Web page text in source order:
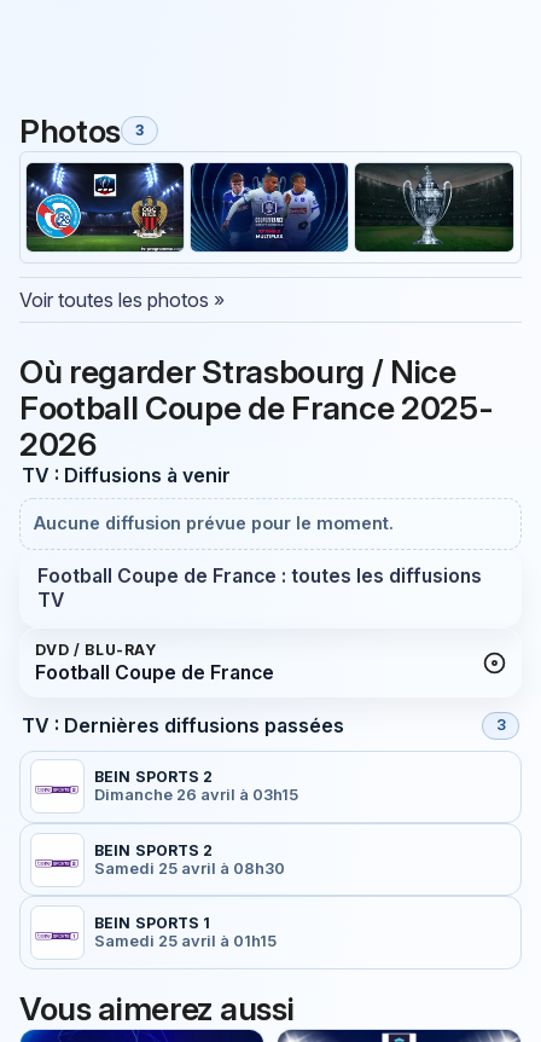
Photos 3
Voir toutes les photos »
Où regarder Strasbourg / Nice
Football Coupe de France 2025-
2026
TV : Diffusions à venir
Aucune diffusion prévue pour le moment.
Football Coupe de France : toutes les diffusions
TV
DVD / BLU-RAY
Football Coupe de France
TV : Dernières diffusions passées 3
BEIN SPORTS 2
Dimanche 26 avril à 03h15
BEIN SPORTS 2
Samedi 25 avril à 08h30
BEIN SPORTS 1
Samedi 25 avril à 01h15
Vous aimerez aussi